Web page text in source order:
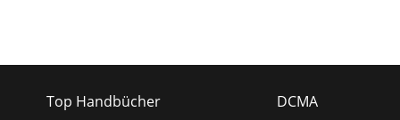
Top Handbücher
DCMA